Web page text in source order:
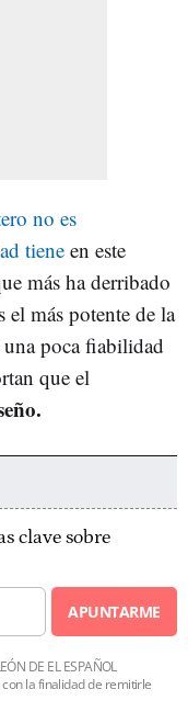
no es
tiene en este
más ha derribado
el más potente de la
una poca fiabilidad
que el
clave sobre
APUNTARME
DE EL ESPAÑOL
con la finalidad de remitirle